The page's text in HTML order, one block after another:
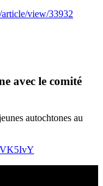
view/33932
avec le comité
autochtones au